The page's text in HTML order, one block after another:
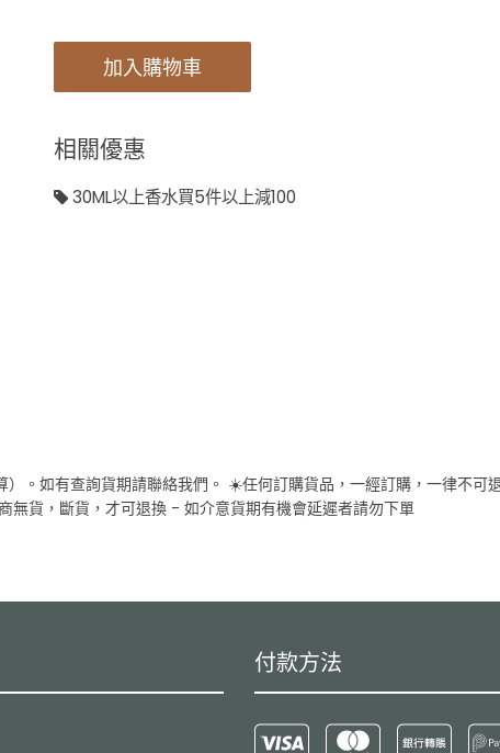
加入購物車
相關優惠
30ML以上香水買5件以上減100
。如有查詢貨期請聯絡我們。 ☀️任何訂購貨品，一經訂購，一律不可
貨，斷貨，才可退換 - 如介意貨期有機會延遲者請勿下單
付款方法